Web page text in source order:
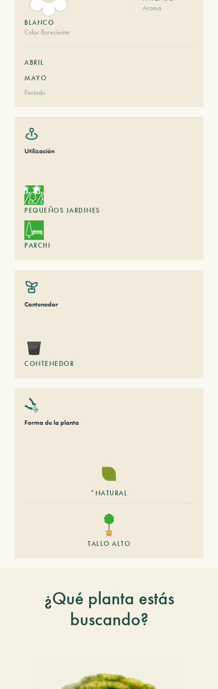
BLANCO
Color floreciente
Aroma
ABRIL
MAYO
Período
Utilización
PEQUEÑOS JARDINES
PARCHI
Contenedor
CONTENEDOR
Forma de la planta
*NATURAL
TALLO ALTO
¿Qué planta estás
buscando?